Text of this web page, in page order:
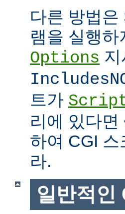
다른 방법
램을 실행
Options
트가
리에 있다
하여 CGI
라.
일반적인